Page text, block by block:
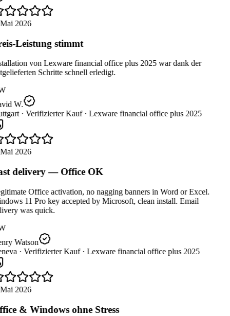
2026
Leistung stimmt
von Lexware financial office plus 2025 war dank der
Schritte schnell erledigt.
W.
· Verifizierter Kauf · Lexware financial office plus 2025
2026
delivery — Office OK
Office activation, no nagging banners in Word or Excel.
11 Pro key accepted by Microsoft, clean install. Email
was quick.
Watson
· Verifizierter Kauf · Lexware financial office plus 2025
2026
& Windows ohne Stress